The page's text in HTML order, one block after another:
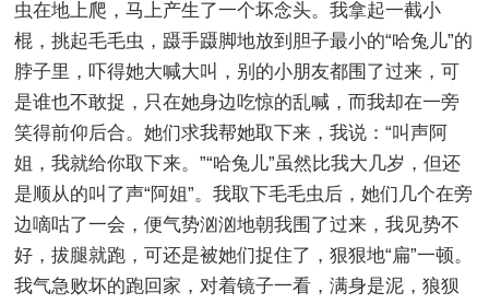
虫在地上爬，马上产生了一个坏念头。我拿起一截小
棍，挑起毛毛虫，蹑手蹑脚地放到胆子最小的“哈兔儿”的
脖子里，吓得她大喊大叫，别的小朋友都围了过来，可
是谁也不敢捉，只在她身边吃惊的乱喊，而我却在一旁
笑得前仰后合。她们求我帮她取下来，我说：“叫声阿
姐，我就给你取下来。”“哈兔儿”虽然比我大几岁，但还
是顺从的叫了声“阿姐”。我取下毛毛虫后，她们几个在旁
边嘀咕了一会，便气势汹汹地朝我围了过来，我见势不
好，拔腿就跑，可还是被她们捉住了，狠狠地“扁”一顿。
我气急败坏的跑回家，对着镜子一看，满身是泥，狼狈